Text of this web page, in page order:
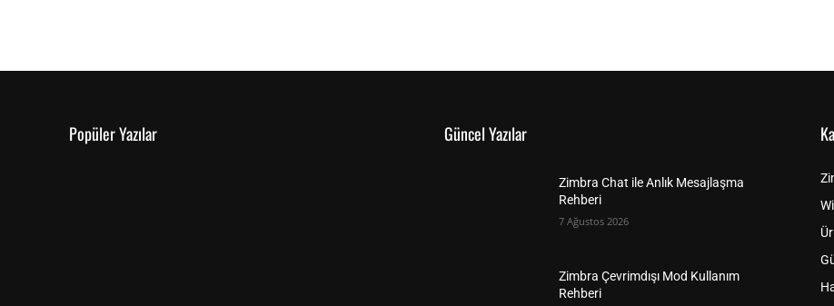
Popüler Yazılar Güncel Yazılar
Zimbra Chat ile Anlık Mesajlaşma
Rehberi
7 Ağustos 2026
Zimbra Çevrimdışı Mod Kullanım
Rehberi